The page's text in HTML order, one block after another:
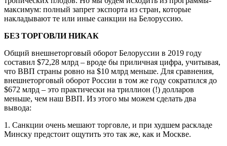
максимум: полный запрет экспорта из стран, которые
накладывают те или иные санкции на Белоруссию.
БЕЗ ТОРГОВЛИ НИКАК
Общий внешнеторговый оборот Белоруссии в 2019 году
составил $72,28 млрд – вроде бы приличная цифра, учитывая,
что ВВП страны ровно на $10 млрд меньше. Для сравнения,
внешнеторговый оборот России в том же году сократился до
$672 млрд – это практически на триллион (!) долларов
меньше, чем наш ВВП. Из этого мы можем сделать два
вывода:
1. Санкции очень мешают торговле, и при худшем раскладе
Минску предстоит ощутить это так же, как и Москве.